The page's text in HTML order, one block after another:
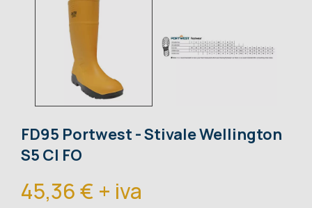
FD95 Portwest - Stivale Wellington
S5 CI FO
45,36 € + iva